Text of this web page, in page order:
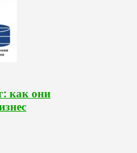
как они